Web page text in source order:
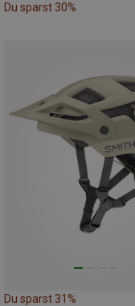
Du sparst 30%
Du sparst 31%